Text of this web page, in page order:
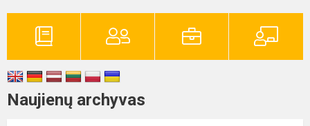
Naujienų archyvas